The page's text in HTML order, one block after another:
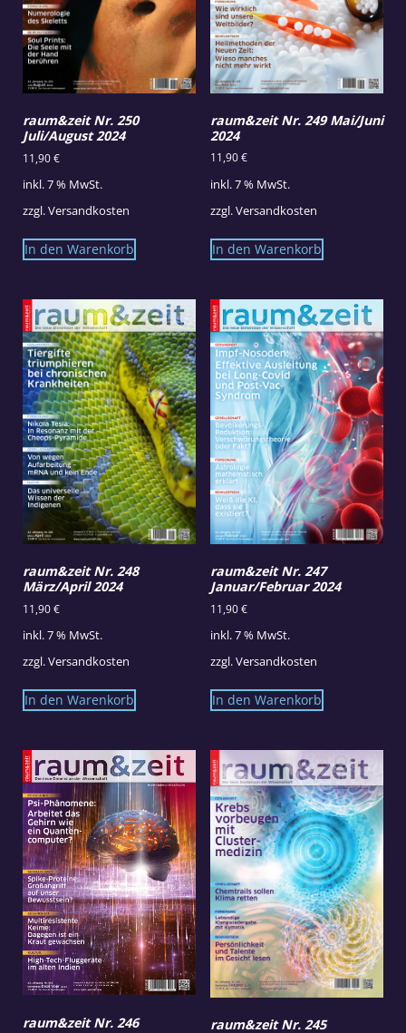
raum&zeit Nr. 250
Juli/August 2024
11,90€
inkl. 7 % MwSt.
zzgl.Versandkosten
In den Warenkorb
raum&zeit Nr. 249 Mai/Juni
2024
11,90€
inkl. 7 % MwSt.
zzgl.Versandkosten
In den Warenkorb
raum&zeit Nr. 248
März/April 2024
11,90€
inkl. 7 % MwSt.
zzgl.Versandkosten
In den Warenkorb
raum&zeit Nr. 247
Januar/Februar 2024
11,90€
inkl. 7 % MwSt.
zzgl.Versandkosten
In den Warenkorb
raum&zeit Nr. 246
raum&zeit Nr. 245